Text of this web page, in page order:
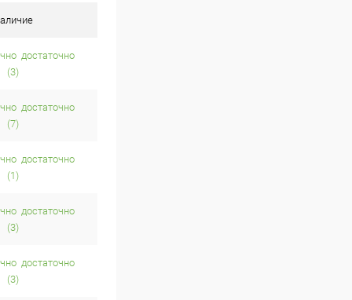
достаточно
(3)
достаточно
(7)
достаточно
(1)
достаточно
(3)
достаточно
(3)